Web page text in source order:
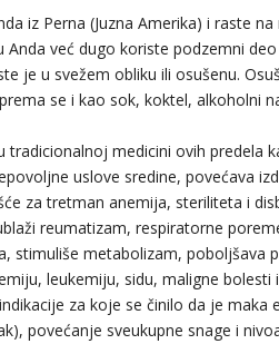
iz Perna (Juzna Amerika) i raste
već dugo koriste podzemni
je u svežem obliku ili osušenu.
se i kao sok, koktel, alkoholni
tradicionalnoj medicini ovih predela
uslove sredine, povećava
za tretman anemija, steriliteta i
reumatizam, respiratorne
stimuliše metabolizam, poboljšava
leukemiju, sidu, maligne bolesti
za koje se činilo da je maka
povećanje sveukupne snage i